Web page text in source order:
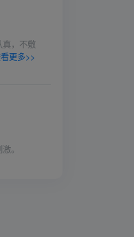
真，不敷
更多>>
。